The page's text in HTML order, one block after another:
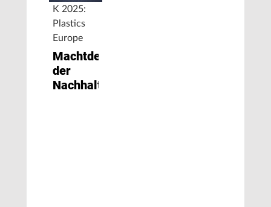
K 2025:
Plastics
Europe
Machtdemonstration
der
Nachhaltigkeit